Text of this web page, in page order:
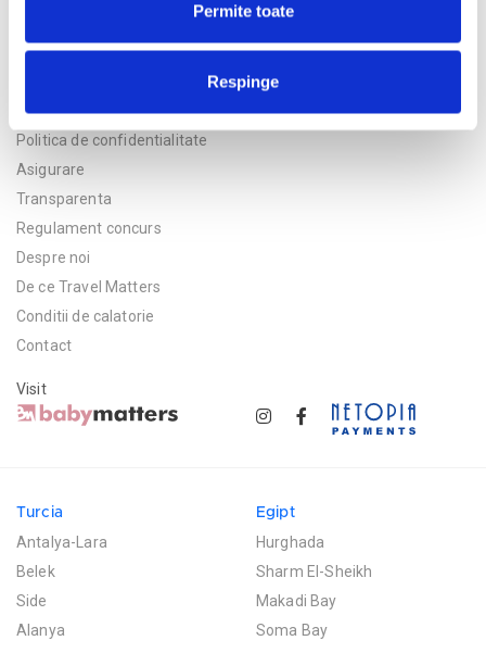
Permite toate
Respinge
Politica de confidentialitate
Asigurare
Transparenta
Regulament concurs
Despre noi
De ce Travel Matters
Conditii de calatorie
Contact
Visit
Turcia
Antalya-Lara
Belek
Side
Alanya
Egipt
Hurghada
Sharm El-Sheikh
Makadi Bay
Soma Bay